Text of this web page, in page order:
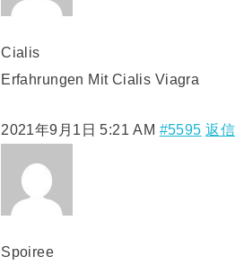
Cialis
Erfahrungen Mit Cialis Viagra
2021年9月1日 5:21 AM #5595 返信
Spoiree